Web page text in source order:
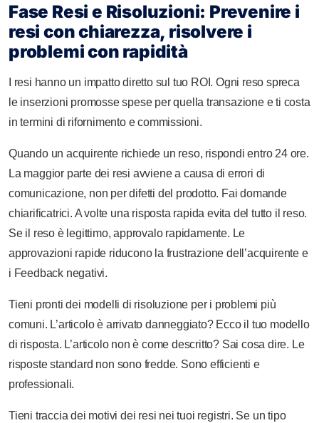
Fase Resi e Risoluzioni: Prevenire i
resi con chiarezza, risolvere i
problemi con rapidità
I resi hanno un impatto diretto sul tuo ROI. Ogni reso spreca
le inserzioni promosse spese per quella transazione e ti costa
in termini di rifornimento e commissioni.
Quando un acquirente richiede un reso, rispondi entro 24 ore.
La maggior parte dei resi avviene a causa di errori di
comunicazione, non per difetti del prodotto. Fai domande
chiarificatrici. A volte una risposta rapida evita del tutto il reso.
Se il reso è legittimo, approvalo rapidamente. Le
approvazioni rapide riducono la frustrazione dell’acquirente e
i Feedback negativi.
Tieni pronti dei modelli di risoluzione per i problemi più
comuni. L’articolo è arrivato danneggiato? Ecco il tuo modello
di risposta. L’articolo non è come descritto? Sai cosa dire. Le
risposte standard non sono fredde. Sono efficienti e
professionali.
Tieni traccia dei motivi dei resi nei tuoi registri. Se un tipo